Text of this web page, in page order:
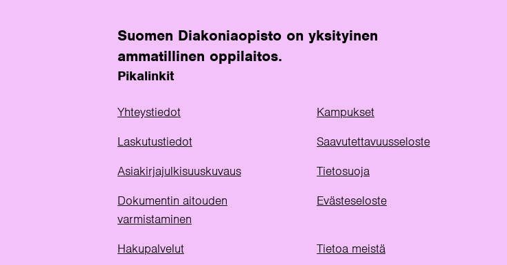
Suomen Diakoniaopisto on yksityinen
ammatillinen oppilaitos.
Pikalinkit
Yhteystiedot
Kampukset
Laskutustiedot
Saavutettavuusseloste
Asiakirjajulkisuuskuvaus
Tietosuoja
Dokumentin aitouden
varmistaminen
Evästeseloste
Hakupalvelut Tietoa meistä